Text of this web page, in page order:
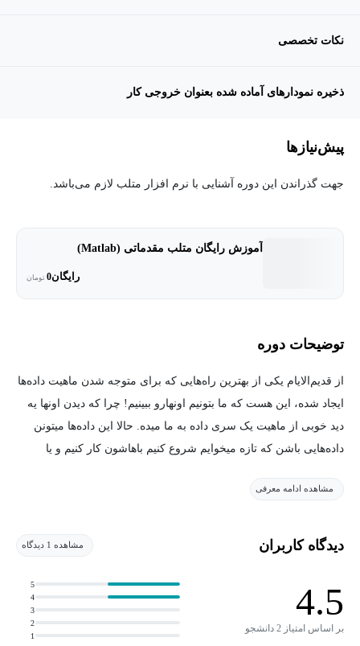
نکات تخصصی
ذخیره نمودارهای آماده شده بعنوان خروجی کار
پیش‌نیاز‌ها
جهت گذراندن این دوره آشنایی با نرم افزار متلب لازم می‎‌باشد.
آموزش رایگان متلب مقدماتی (Matlab)
رایگان0 تومان
توضیحات دوره
از قدیم‌الایام یکی از بهترین راه‌هایی که برای متوجه شدن ماهیت داده‌ها
ایجاد شده، این هست که ما بتونیم اونهارو ببینیم! چرا که دیدن اونها یه
دید خوبی از ماهیت یک سری داده به ما میده. حالا این داده‌ها میتونن
داده‌هایی باشن که تازه میخوایم شروع کنیم باهاشون کار کنیم و یا
کارمون رو به در پایان نامه دکتری یا ارشدمون چاپ کنیم.
نرم افزار متلب یک نرم افزار هست که یک سری ابزارهای بسیار
خوبه که ازش به درستی استفاده کنیم و بتونیم داده هامون رو به
درستی مصور سازی کنیم. این دوره آموزشی از مجموعه دوره‌های
آموزش متلب مکتب خونه مختص کارهای مصورسازی است.
مشاهده ادامه معرفی
دیدگاه کاربران مشاهده 1 دیدگاه
4.5
بر اساس امتیاز 2 دانشجو
1
2
3
4
5